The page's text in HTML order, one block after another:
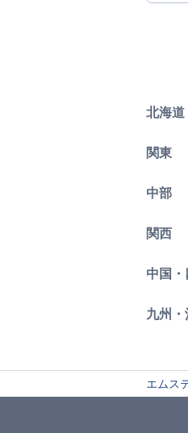
北海
関東
中部
関西
中国・
九州
エムス